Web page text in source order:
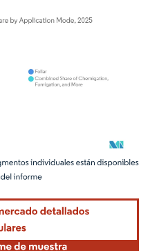
atribución según CC BY 4.0.